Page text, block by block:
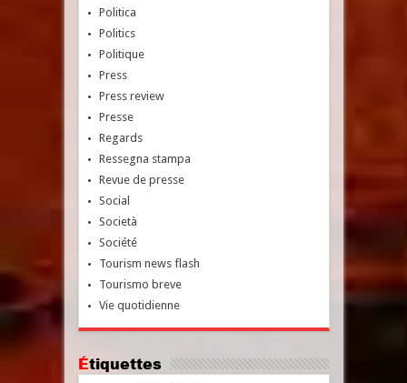
Politica
Politics
Politique
Press
Press review
Presse
Regards
Ressegna stampa
Revue de presse
Social
Società
Société
Tourism news flash
Tourismo breve
Vie quotidienne
Étiquettes